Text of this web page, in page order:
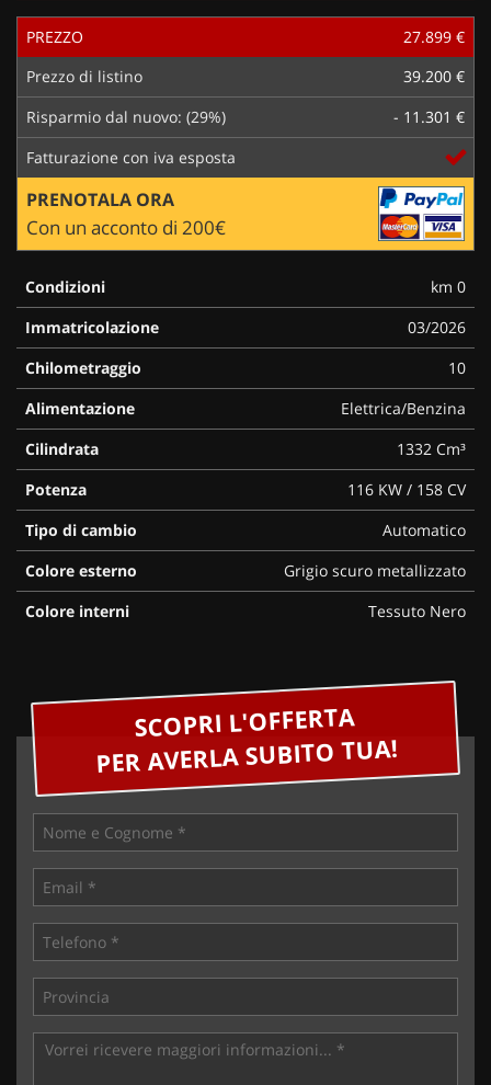
PREZZO
27.899 €
Prezzo di listino
39.200 €
Risparmio dal nuovo: (29%)
- 11.301 €
Fatturazione con iva esposta
PRENOTALA ORA
Con un acconto di 200€
Condizioni
km 0
Immatricolazione
03/2026
Chilometraggio
10
Alimentazione
Elettrica/Benzina
Cilindrata
1332 Cm³
Potenza
116 KW / 158 CV
Tipo di cambio
Automatico
Colore esterno
Grigio scuro metallizzato
Colore interni
Tessuto Nero
SCOPRI L'OFFERTA
PER AVERLA SUBITO TUA!